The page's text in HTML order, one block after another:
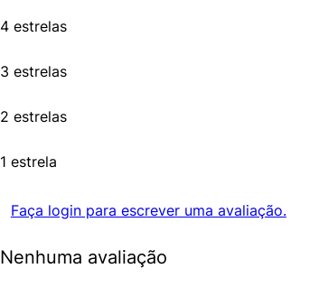
4 estrelas
3 estrelas
2 estrelas
1 estrela
Faça login para escrever uma avaliação.
Nenhuma avaliação